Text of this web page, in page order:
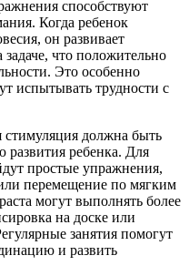
способствуют
Когда ребенок
он развивает
задаче, что положительно
Это особенно
испытывать трудности с
стимуляция должна быть
развития ребенка. Для
простые упражнения,
перемещение по мягким
могут выполнять более
на доске или
занятия помогут
и развить